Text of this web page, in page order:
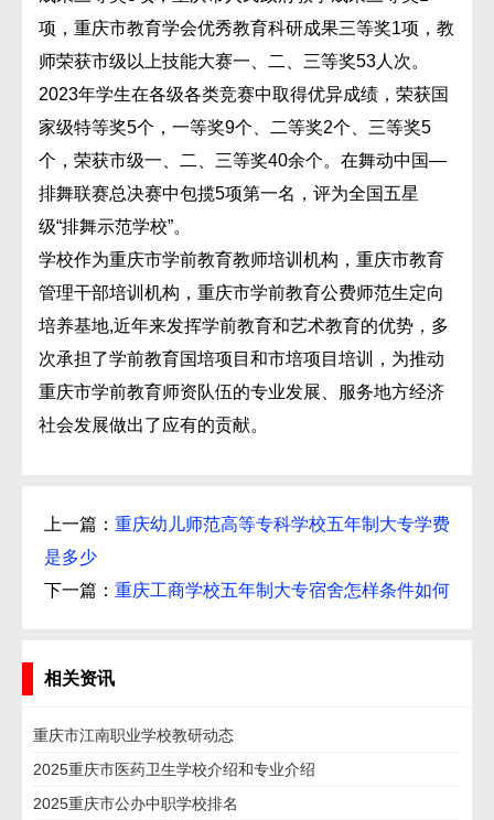
项，重庆市教育学会优秀教育科研成果三等奖1项，教
师荣获市级以上技能大赛一、二、三等奖53人次。
2023年学生在各级各类竞赛中取得优异成绩，荣获国
家级特等奖5个，一等奖9个、二等奖2个、三等奖5
个，荣获市级一、二、三等奖40余个。在舞动中国—
排舞联赛总决赛中包揽5项第一名，评为全国五星
级“排舞示范学校”。
学校作为重庆市学前教育教师培训机构，重庆市教育
管理干部培训机构，重庆市学前教育公费师范生定向
培养基地,近年来发挥学前教育和艺术教育的优势，多
次承担了学前教育国培项目和市培项目培训，为推动
重庆市学前教育师资队伍的专业发展、服务地方经济
社会发展做出了应有的贡献。
上一篇： 重庆幼儿师范高等专科学校五年制大专学费
是多少
下一篇： 重庆工商学校五年制大专宿舍怎样条件如何
相关资讯
重庆市江南职业学校教研动态
2025重庆市医药卫生学校介绍和专业介绍
2025重庆市公办中职学校排名